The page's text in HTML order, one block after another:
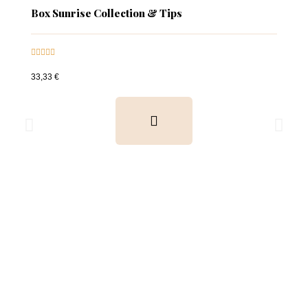
Box Sunrise Collection & Tips

33,33 €